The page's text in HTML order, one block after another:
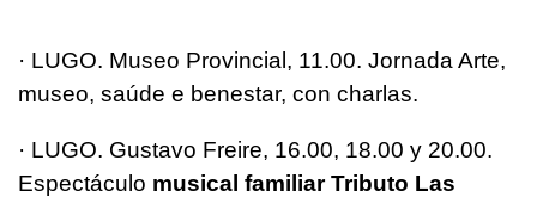
· LUGO. Museo Provincial, 11.00. Jornada Arte,
museo, saúde e benestar, con charlas.
· LUGO. Gustavo Freire, 16.00, 18.00 y 20.00.
Espectáculo musical familiar Tributo Las